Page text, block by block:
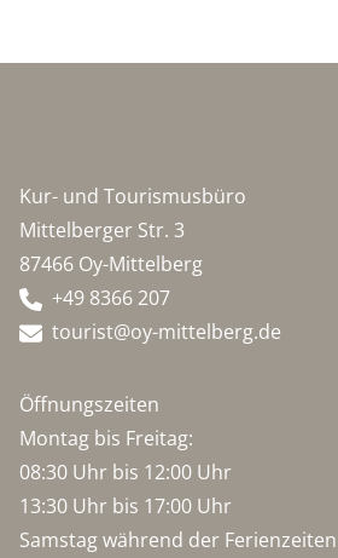
Kur- und Tourismusbüro
Mittelberger Str. 3
87466 Oy-Mittelberg
+49 8366 207
tourist@oy-mittelberg.de
Öffnungszeiten
Montag bis Freitag:
08:30 Uhr bis 12:00 Uhr
13:30 Uhr bis 17:00 Uhr
Samstag während der